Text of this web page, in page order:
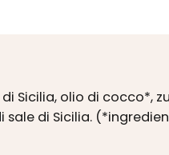
Sicilia, olio di cocco*,
sale di Sicilia.